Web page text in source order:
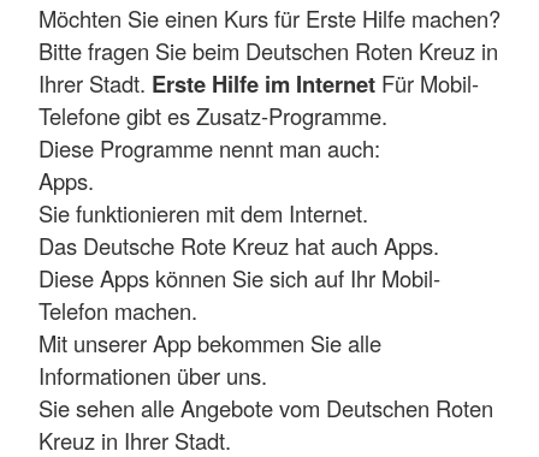
Möchten Sie einen Kurs für Erste Hilfe machen?
Bitte fragen Sie beim Deutschen Roten Kreuz in
Ihrer Stadt. Erste Hilfe im Internet Für Mobil-
Telefone gibt es Zusatz-Programme.
Diese Programme nennt man auch:
Apps.
Sie funktionieren mit dem Internet.
Das Deutsche Rote Kreuz hat auch Apps.
Diese Apps können Sie sich auf Ihr Mobil-
Telefon machen.
Mit unserer App bekommen Sie alle
Informationen über uns.
Sie sehen alle Angebote vom Deutschen Roten
Kreuz in Ihrer Stadt.